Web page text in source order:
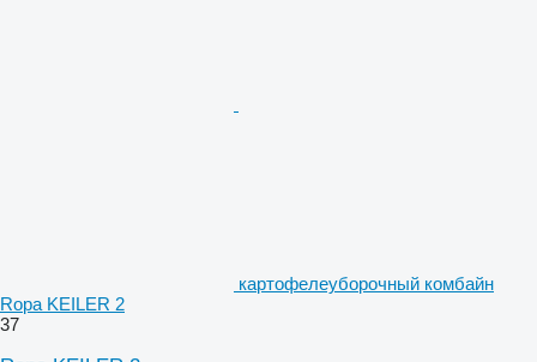
картофелеуборочный комбайн
Ropa KEILER 2
37